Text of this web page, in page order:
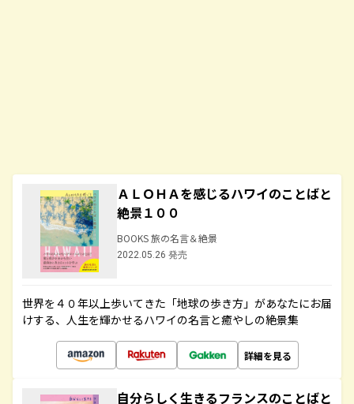
ＡＬＯＨＡを感じるハワイのことばと
絶景１００
BOOKS 旅の名言＆絶景
2022.05.26 発売
世界を４０年以上歩いてきた「地球の歩き方」があなたにお届
けする、人生を輝かせるハワイの名言と癒やしの絶景集
詳細を見る
自分らしく生きるフランスのことばと